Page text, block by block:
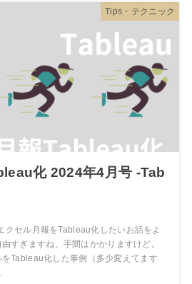
Tips・テクニック
化 2024年4月号 -Tab
クセル月報をTableau化したいお話をよ
すぎますね、手間はかかりますけど。
Tableau化した事例（多少変えてます